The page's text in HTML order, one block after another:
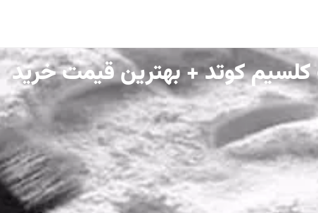
کلسیم کوتد + بهترین قیمت خرید